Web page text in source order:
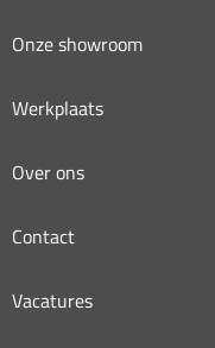
Onze showroom
Werkplaats
Over ons
Contact
Vacatures